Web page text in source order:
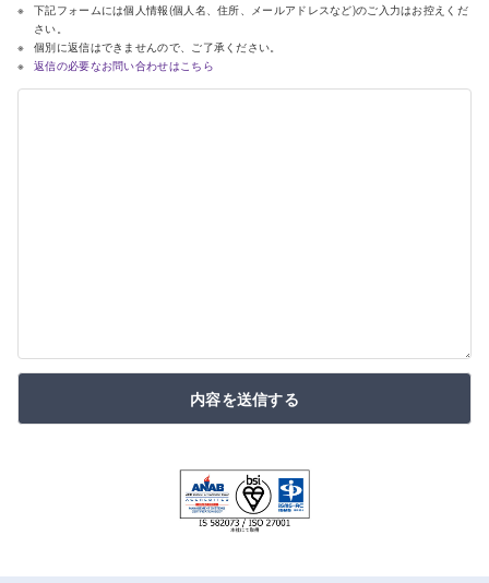
下記フォームには個人情報(個人名、住所、メールアドレスなど)のご入力はお控えくだ
さい。
個別に返信はできませんので、ご了承ください。
返信の必要なお問い合わせはこちら
内容を送信する